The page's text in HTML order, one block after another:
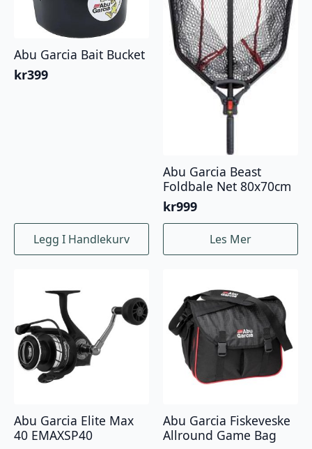
Abu Garcia Bait Bucket
kr399
Legg I Handlekurv
Abu Garcia Beast
Foldbale Net 80x70cm
kr999
Les Mer
Abu Garcia Elite Max
40 EMAXSP40
Abu Garcia Fiskeveske
Allround Game Bag